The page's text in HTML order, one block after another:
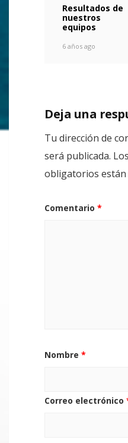
Resultados de
nuestros
equipos
6 años ago
Deja una
Tu dirección de
será publicada.
obligatorios están
Comentario *
Nombre *
Correo electrónico